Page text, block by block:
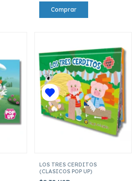
LOS TRES CERDITOS
(CLASICOS POP UP)